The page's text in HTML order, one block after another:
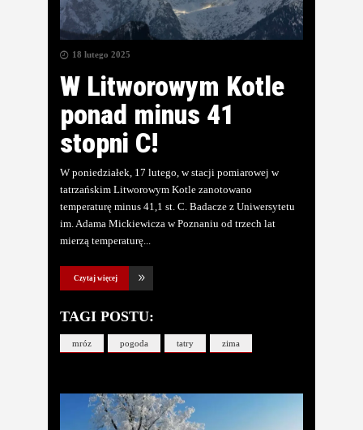
18 lutego 2025
W Litworowym Kotle
ponad minus 41
stopni C!
W poniedziałek, 17 lutego, w stacji pomiarowej w
tatrzańskim Litworowym Kotle zanotowano
temperaturę minus 41,1 st. C. Badacze z Uniwersytetu
im. Adama Mickiewicza w Poznaniu od trzech lat
mierzą temperaturę
Czytaj więcej
TAGI POSTU:
mróz pogoda tatry zima